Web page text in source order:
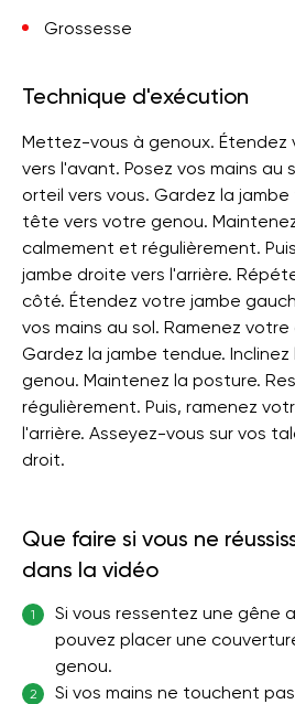
Grossesse
Technique d'exécution
Mettez-vous à genoux. Étendez
vers l'avant. Posez vos mains au
orteil vers vous. Gardez la jambe
tête vers votre genou.
calmement et régulièrement.
jambe droite vers l'arrière.
côté. Étendez votre jambe
vos mains au sol. Ramenez
Gardez la jambe tendue.
genou. Maintenez la posture.
régulièrement. Puis, ramenez
l'arrière. Asseyez-vous sur vos
droit.
Que faire si vous ne
dans la vidéo
1
Si vous ressentez une gêne
pouvez placer une
genou.
2
Si vos mains ne touchent